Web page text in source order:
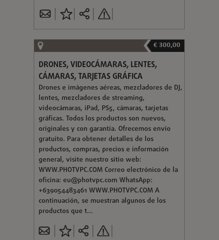
€ 300,00
DRONES, VIDEOCÁMARAS, LENTES,
CÁMARAS, TARJETAS GRÁFICA
Drones e imágenes aéreas, mezcladores de DJ,
lentes, mezcladores de streaming,
videocámaras, iPad, PS5, cámaras, tarjetas
gráficas. Todos los productos son nuevos,
originales y con garantía. Ofrecemos envío
gratuito. Para obtener detalles de los
productos, compras, precios e información
general, visite nuestro sitio web:
WWW.PHOTVPC.COM Correo electrónico de la
oficina: eu@photvpc.com WhatsApp:
+639054483461 WWW.PHOTVPC.COM A
continuación, se muestran algunos de los
productos que t...